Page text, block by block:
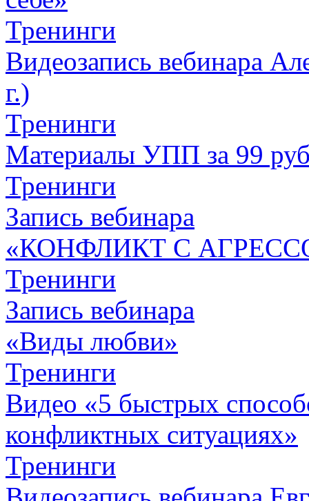
Тренинги
Видеозапись вебинара
г.)
Тренинги
Материалы УПП за 99
Тренинги
Запись вебинара
«КОНФЛИКТ С
Тренинги
Запись вебинара
«Виды любви»
Тренинги
Видео «5 быстрых
конфликтных ситуациях»
Тренинги